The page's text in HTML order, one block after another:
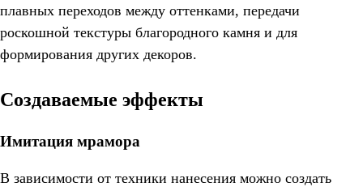
плавных переходов между оттенками, передачи
роскошной текстуры благородного камня и для
формирования других декоров.
Создаваемые эффекты
Имитация мрамора
В зависимости от техники нанесения можно создать